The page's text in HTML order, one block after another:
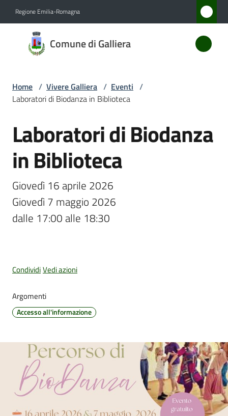
Regione Emilia-Romagna
Comune di Galliera
Comune
di
Novità
Servizi
Vivere
Galliera
Menu selezionato
Amministrazione
Tutti
gli
Seguici
su
Home / Vivere Galliera / Eventi /
Laboratori di Biodanza in Biblioteca
Salta al contenuto
Laboratori di Biodanza
in Biblioteca
Giovedì 16 aprile 2026
Giovedì 7 maggio 2026
dalle 17:00 alle 18:30
CondividiVedi azioni
Argomenti
Accesso all'informazione